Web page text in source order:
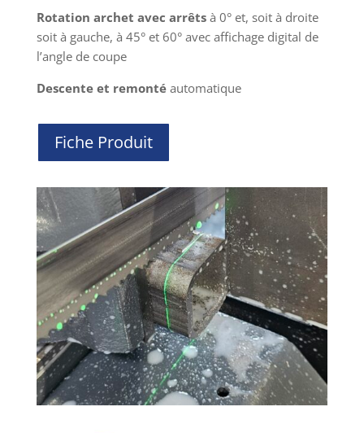
Rotation archet avec arrêtsà 0° et, soit à droite
soit à gauche, à 45° et 60° avec affichage digital de
l’angle de coupe
Descente et remontéautomatique
Fiche Produit